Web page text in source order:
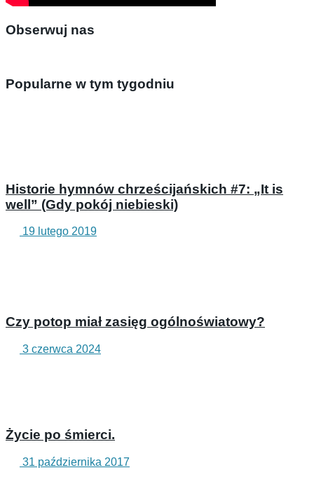
Obserwuj nas
Popularne w tym tygodniu
Historie hymnów chrześcijańskich #7: „It is
well” (Gdy pokój niebieski)
19 lutego 2019
Czy potop miał zasięg ogólnoświatowy?
3 czerwca 2024
Życie po śmierci.
31 października 2017